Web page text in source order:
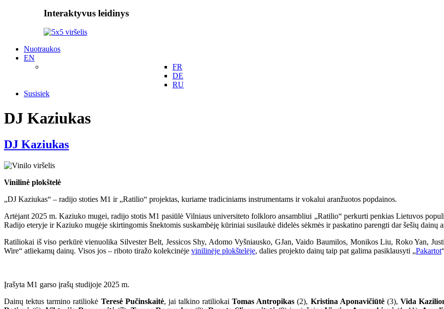
Interaktyvus leidinys
Nuotraukos
EN
FR
DE
RU
Susisiek
DJ Kaziukas
DJ Kaziukas
Vinilinė plokštelė
„DJ Kaziukas“ – radijo stoties M1 ir „Ratilio“ projektas, kuriame tradiciniams instrumentams ir vokalui aranžuotos popdainos.
Artėjant 2025 m. Kaziuko mugei, radijo stotis M1 pasiūlė Vilniaus universiteto folkloro ansambliui „Ratilio“ perkurti penkias Lietuvos
Radijo eteryje ir Kaziuko mugėje skirtingomis šnektomis suskambėję kūriniai susilaukė didelės sėkmės ir paskatino parengti dar šešių dainų
Ratiliokai iš viso perkūrė vienuolika Silvester Belt, Jessicos Shy, Adomo Vyšniausko, GJan, Vaido Baumilos, Monikos Liu, Roko Yan,
Wire“ atliekamų dainų. Visos jos – riboto tiražo kolekcinėje vinilinėje plokštelėje, dalies projekto dainų taip pat galima pasiklausyti „Pakartot
Įrašyta M1 garso įrašų studijoje 2025 m.
Dainų tektus tarmino ratiliokė Teresė Pučinskaitė, jai talkino ratiliokaiTomas Antropikas(2), Kristina Aponavičiūtė (3), Vida